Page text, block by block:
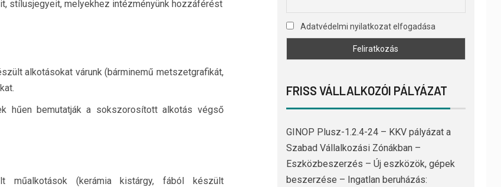
stílusjegyeit, melyekhez intézményünk hozzáférést
alkotásokat várunk (bárminemű metszetgrafikát,
hűen bemutatják a sokszorosított alkotás végső
műalkotások (kerámia kistárgy, fából készült
Adatvédelmi nyilatkozat elfogadása
FRISS VÁLLALKOZÓI PÁLYÁZAT
GINOP Plusz-1.2.4-24 – KKV pályázat a
Szabad Vállalkozási Zónákban –
Eszközbeszerzés – Új eszközök, gépek
beszerzése – Ingatlan beruházás: